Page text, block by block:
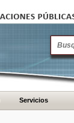
Servicios